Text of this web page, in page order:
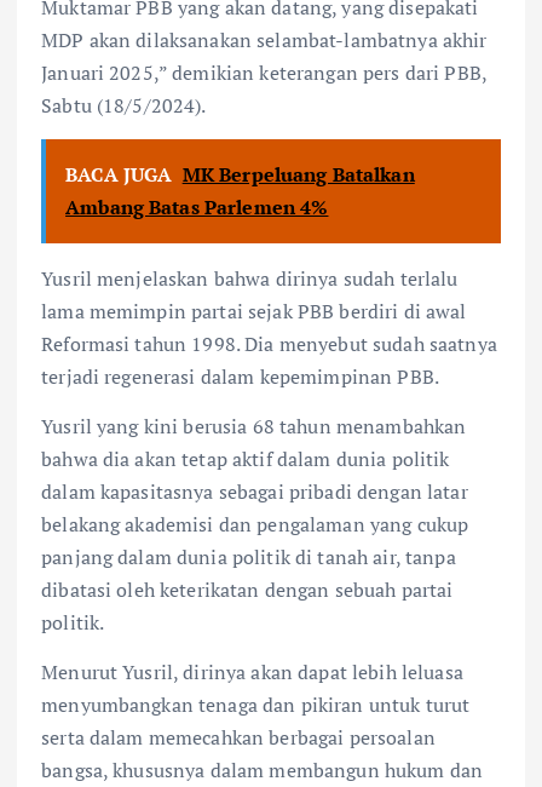
Muktamar PBB yang akan datang, yang disepakati
MDP akan dilaksanakan selambat-lambatnya akhir
Januari 2025,” demikian keterangan pers dari PBB,
Sabtu (18/5/2024).
BACA JUGA MK Berpeluang Batalkan
Ambang Batas Parlemen 4%
Yusril menjelaskan bahwa dirinya sudah terlalu
lama memimpin partai sejak PBB berdiri di awal
Reformasi tahun 1998. Dia menyebut sudah saatnya
terjadi regenerasi dalam kepemimpinan PBB.
Yusril yang kini berusia 68 tahun menambahkan
bahwa dia akan tetap aktif dalam dunia politik
dalam kapasitasnya sebagai pribadi dengan latar
belakang akademisi dan pengalaman yang cukup
panjang dalam dunia politik di tanah air, tanpa
dibatasi oleh keterikatan dengan sebuah partai
politik.
Menurut Yusril, dirinya akan dapat lebih leluasa
menyumbangkan tenaga dan pikiran untuk turut
serta dalam memecahkan berbagai persoalan
bangsa, khususnya dalam membangun hukum dan